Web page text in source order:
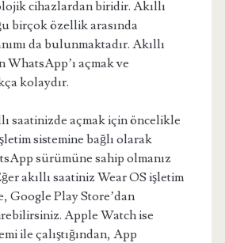
cihazlardan biridir. Akıllı
birçok özellik arasında
da bulunmaktadır. Akıllı
WhatsApp’ı açmak ve
kolaydır.
saatinizde açmak için öncelikle
sistemine bağlı olarak
sürümüne sahip olmanız
akıllı saatiniz Wear OS işletim
Google Play Store’dan
Apple Watch ise
ile çalıştığından, App